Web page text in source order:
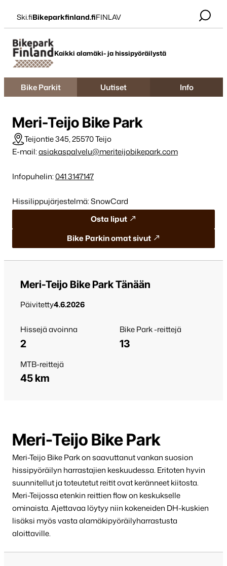
Siirry
suoraan
sisältöön
Ski.fiBikeparkfinland.fiFINLAV
Bikepark Finland Kaikki alamäki- ja hissipyöräilystä
Bike Parkit Uutiset Info
Meri-Teijo Bike Park
Teijontie 345, 25570 Teijo
E-mail:asiakaspalvelu@meriteijobikepark.com
Infopuhelin:041 3147147
Hissilippujärjestelmä: SnowCard
Osta liput
Bike Parkin omat sivut
Meri-Teijo Bike Park Tänään
Päivitetty4.6.2026
Hissejä avoinna
2
Bike Park -reittejä
13
MTB-reittejä
45 km
Meri-Teijo Bike Park
Meri-Teijo Bike Park on saavuttanut vankan suosion
hissipyöräilyn harrastajien keskuudessa. Eritoten hyvin
suunnitellut ja toteutetut reitit ovat keränneet kiitosta.
Meri-Teijossa etenkin reittien flow on keskukselle
ominaista. Ajettavaa löytyy niin kokeneiden DH-kuskien
lisäksi myös vasta alamäkipyöräilyharrastusta
aloittaville.